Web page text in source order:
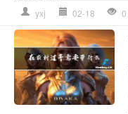
yxj 02-18 0